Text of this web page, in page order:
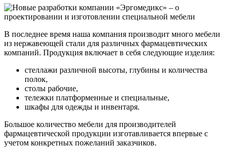
В последнее время наша компания производит много мебели
из нержавеющей стали для различных фармацевтических
компаний. Продукция включает в себя следующие изделия:
стеллажи различной высоты, глубины и количества
полок,
столы рабочие,
тележки платформенные и специальные,
шкафы для одежды и инвентаря.
Большое количество мебели для производителей
фармацевтической продукции изготавливается впервые с
учетом конкретных пожеланий заказчиков.